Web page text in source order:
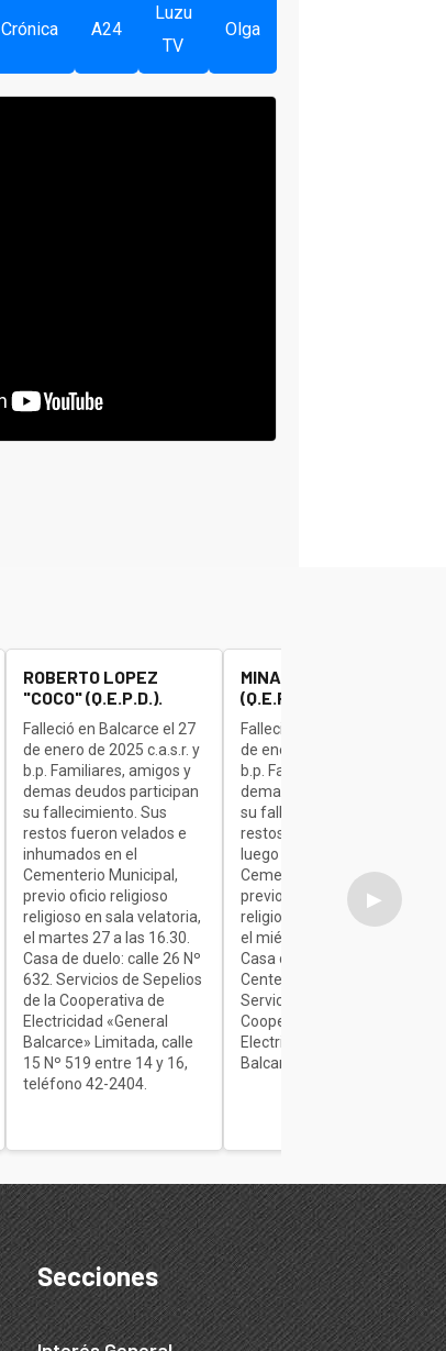
Crónica A24
Luzu
TV
Olga
ROBERTO LOPEZ
"COCO" (Q.E.P.D.).
Falleció en Balcarce el 27
de enero de 2025 c.a.s.r. y
b.p. Familiares, amigos y
demas deudos participan
su fallecimiento. Sus
restos fueron velados e
inhumados en el
Cementerio Municipal,
previo oficio religioso
religioso en sala velatoria,
el martes 27 a las 16.30.
Casa de duelo: calle 26 Nº
632. Servicios de Sepelios
de la Cooperativa de
Electricidad «General
Balcarce» Limitada, calle
15 Nº 519 entre 14 y 16,
teléfono 42-2404.
MINAUDO JOSE "BETA"
(Q.E.P.D.).
Falleció en Balcarce el 27
de enero de 2025 c.a.s.r. y
b.p. Familiares, amigos y
demas deudos participan
su fallecimiento. Sus
restos son velados para
luego ser inhumados en el
Cementerio Municipal,
previo oficio religioso
religioso en sala velatoria,
el miércoles de 7 a 9.30.
Casa de duelo: Av.
Centenario Nº 1840.
Servicios de Sepelios de la
Cooperativa de
Electricidad «General
Balcarce» Limitada.
▶
Secciones